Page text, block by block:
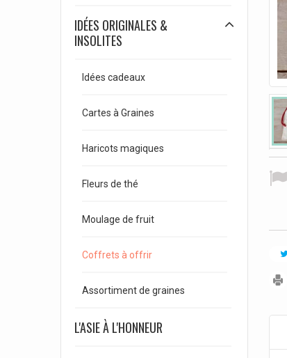
IDÉES ORIGINALES &
INSOLITES
Idées cadeaux
Cartes à Graines
Haricots magiques
Fleurs de thé
Moulage de fruit
Coffrets à offrir
Assortiment de graines
L'ASIE À L'HONNEUR